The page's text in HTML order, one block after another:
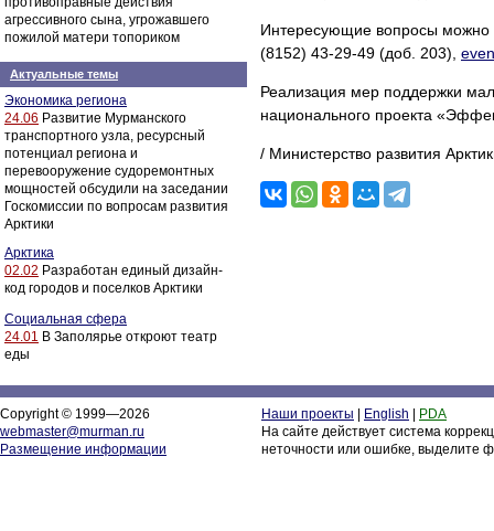
агрессивного сына, угрожавшего
пожилой матери топориком
Актуальные темы
Экономика региона
24.06 Развитие Мурманского
транспортного узла, ресурсный
потенциал региона и
перевооружение судоремонтных
мощностей обсудили на заседании
Госкомиссии по вопросам развития
Арктики
Арктика
02.02 Разработан единый дизайн-
код городов и поселков Арктики
Социальная сфера
24.01 В Заполярье откроют театр
еды
Интересующие вопросы можно
(8152) 43-29-49 (доб. 203),
Реализация мер поддержки
национального проекта
/ Министерство развития
Copyright © 1999—2026
webmaster@murman.ru
Размещение информации
Наши проекты English
PDA
На сайте действует система
неточности или ошибке, выделите